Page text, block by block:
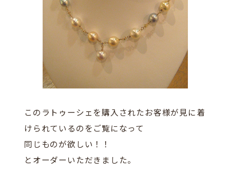
このラトゥーシェを購入されたお客様が見に着
けられているのをご覧になって
同じものが欲しい！！
とオーダーいただきました。